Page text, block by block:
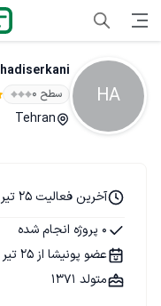
HA
hadiserkani
سطح ۰
Tehran
آخرین فعالیت 25 تیر 1396
0 پروژه انجام شده
عضو پونیشا از 25 تیر 1396
متولد 1371